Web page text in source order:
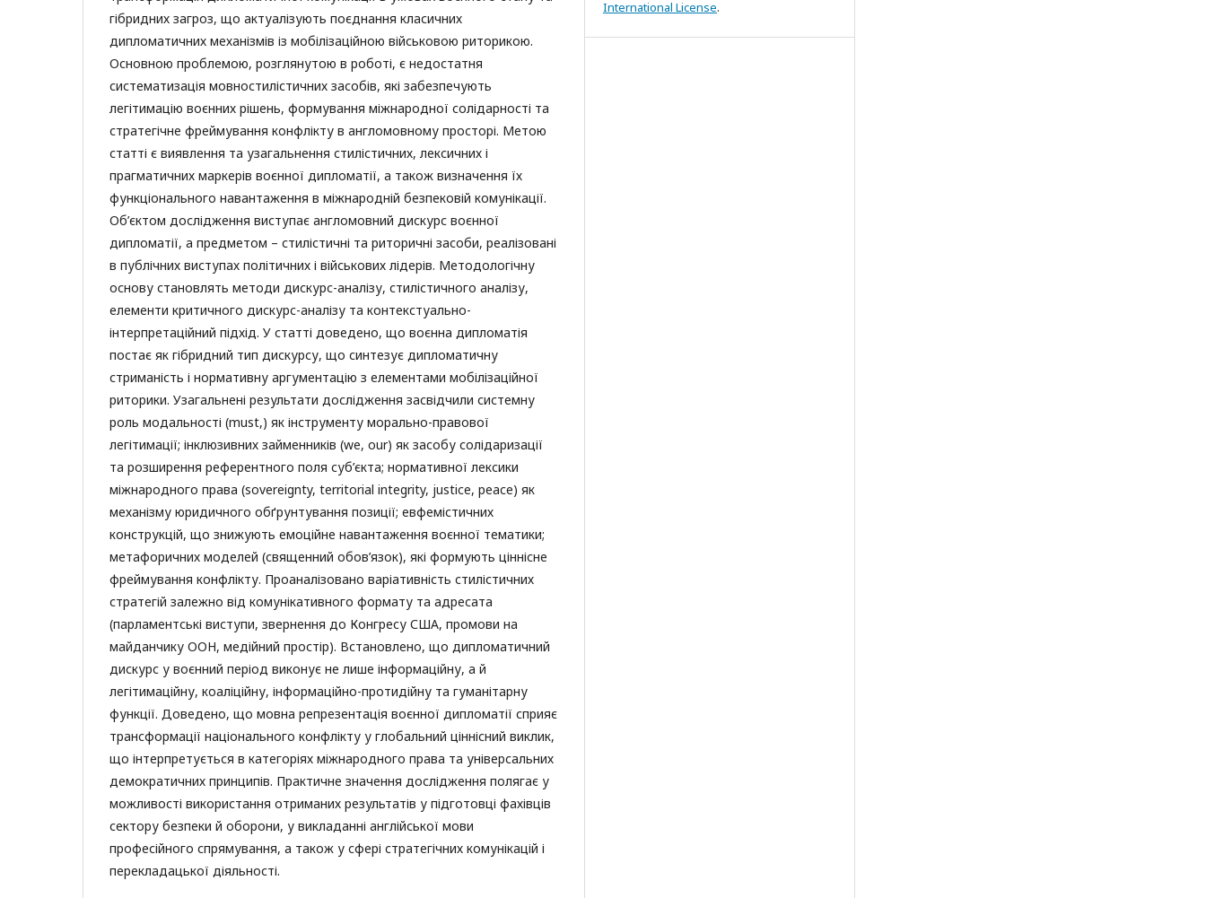
гібридних загроз, що актуалізують поєднання класичних
дипломатичних механізмів із мобілізаційною військовою риторикою.
Основною проблемою, розглянутою в роботі, є недостатня
систематизація мовностилістичних засобів, які забезпечують
легітимацію воєнних рішень, формування міжнародної солідарності та
стратегічне фреймування конфлікту в англомовному просторі. Метою
статті є виявлення та узагальнення стилістичних, лексичних і
прагматичних маркерів воєнної дипломатії, а також визначення їх
функціонального навантаження в міжнародній безпековій комунікації.
Об’єктом дослідження виступає англомовний дискурс воєнної
дипломатії, а предметом – стилістичні та риторичні засоби, реалізовані
в публічних виступах політичних і військових лідерів. Методологічну
основу становлять методи дискурс-аналізу, стилістичного аналізу,
елементи критичного дискурс-аналізу та контекстуально-
інтерпретаційний підхід. У статті доведено, що воєнна дипломатія
постає як гібридний тип дискурсу, що синтезує дипломатичну
стриманість і нормативну аргументацію з елементами мобілізаційної
риторики. Узагальнені результати дослідження засвідчили системну
роль модальності (must,) як інструменту морально-правової
легітимації; інклюзивних займенників (we, our) як засобу солідаризації
та розширення референтного поля суб’єкта; нормативної лексики
міжнародного права (sovereignty, territorial integrity, justice, peace) як
механізму юридичного обґрунтування позиції; евфемістичних
конструкцій, що знижують емоційне навантаження воєнної тематики;
метафоричних моделей (священний обов’язок), які формують ціннісне
фреймування конфлікту. Проаналізовано варіативність стилістичних
стратегій залежно від комунікативного формату та адресата
(парламентські виступи, звернення до Конгресу США, промови на
майданчику ООН, медійний простір). Встановлено, що дипломатичний
дискурс у воєнний період виконує не лише інформаційну, а й
легітимаційну, коаліційну, інформаційно-протидійну та гуманітарну
функції. Доведено, що мовна репрезентація воєнної дипломатії сприяє
трансформації національного конфлікту у глобальний ціннісний виклик,
що інтерпретується в категоріях міжнародного права та універсальних
демократичних принципів. Практичне значення дослідження полягає у
можливості використання отриманих результатів у підготовці фахівців
сектору безпеки й оборони, у викладанні англійської мови
професійного спрямування, а також у сфері стратегічних комунікацій і
перекладацької діяльності.
International License.